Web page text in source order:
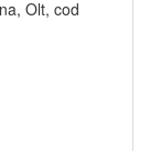
Olt, cod